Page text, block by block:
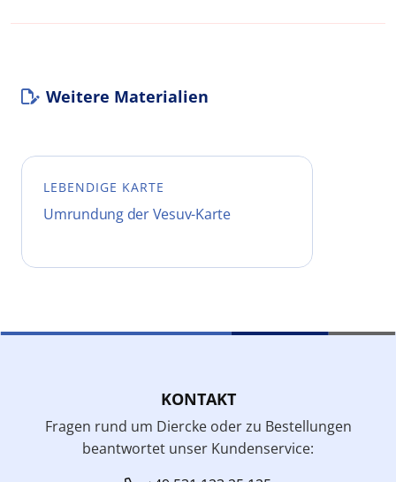
Weitere Materialien
LEBENDIGE KARTE
Umrundung der Vesuv-Karte
KONTAKT
Fragen rund um Diercke oder zu Bestellungen
beantwortet unser Kundenservice: